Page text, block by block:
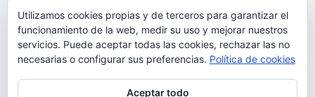
misma mañana
torrent al dia Ago 7, 2026
Utilizamos cookies propias y de terceros para garantizar el
funcionamiento de la web, medir su uso y mejorar nuestros
servicios. Puede aceptar todas las cookies, rechazar las no
necesarias o configurar sus preferencias. Política de cookies
Aceptar todo